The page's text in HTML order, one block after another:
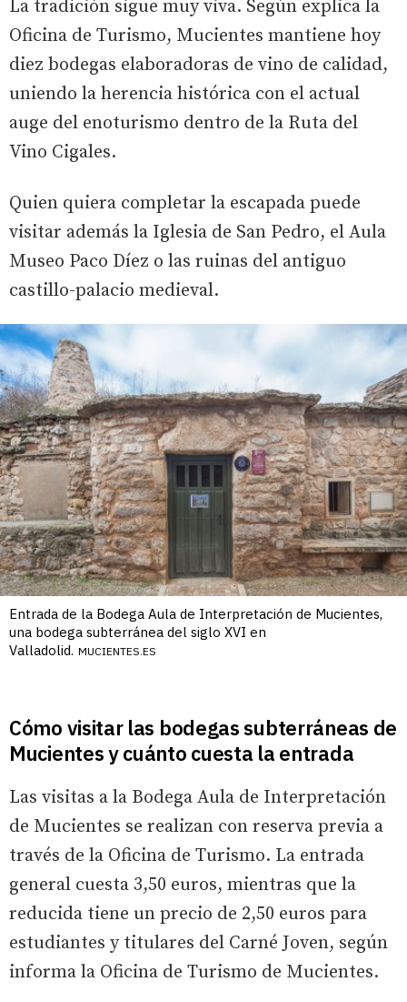
La tradición sigue muy viva. Según explica la
Oficina de Turismo, Mucientes mantiene hoy
diez bodegas elaboradoras de vino de calidad,
uniendo la herencia histórica con el actual
auge del enoturismo dentro de la Ruta del
Vino Cigales.
Quien quiera completar la escapada puede
visitar además la Iglesia de San Pedro, el Aula
Museo Paco Díez o las ruinas del antiguo
castillo-palacio medieval.
Entrada de la Bodega Aula de Interpretación de Mucientes,
una bodega subterránea del siglo XVI en
Valladolid. MUCIENTES.ES
Cómo visitar las bodegas subterráneas de
Mucientes y cuánto cuesta la entrada
Las visitas a la Bodega Aula de Interpretación
de Mucientes se realizan con reserva previa a
través de la Oficina de Turismo. La entrada
general cuesta 3,50 euros, mientras que la
reducida tiene un precio de 2,50 euros para
estudiantes y titulares del Carné Joven, según
informa la Oficina de Turismo de Mucientes.